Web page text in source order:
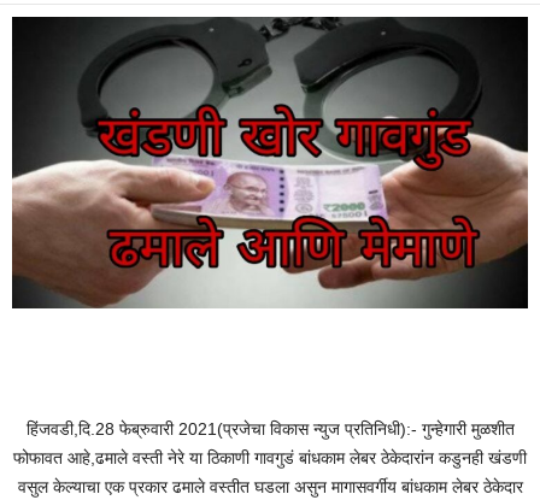
हिंजवडी,दि.28 फेब्रुवारी 2021(प्रजेचा विकास न्युज प्रतिनिधी):- गुन्हेगारी मुळशीत
फोफावत आहे,ढमाले वस्ती नेरे या ठिकाणी गावगुडं बांधकाम लेबर ठेकेदारांन कडुनही खंडणी
वसुल केल्याचा एक प्रकार ढमाले वस्तीत घडला असुन मागासवर्गीय बांधकाम लेबर ठेकेदार